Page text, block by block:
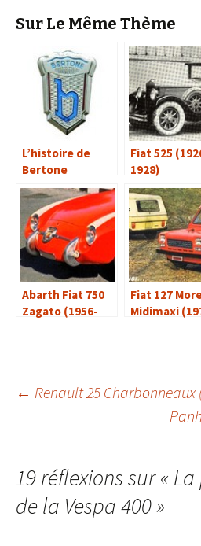
Sur Le Même Thème
L’histoire de
Bertone
Fiat 525
1928)
Abarth Fiat 750
Zagato (1956-
Fiat 127
Midimaxi
Navigation
articles
← Renault 25 Charbonneaux
19 réflexions sur «
de la Vespa 400»